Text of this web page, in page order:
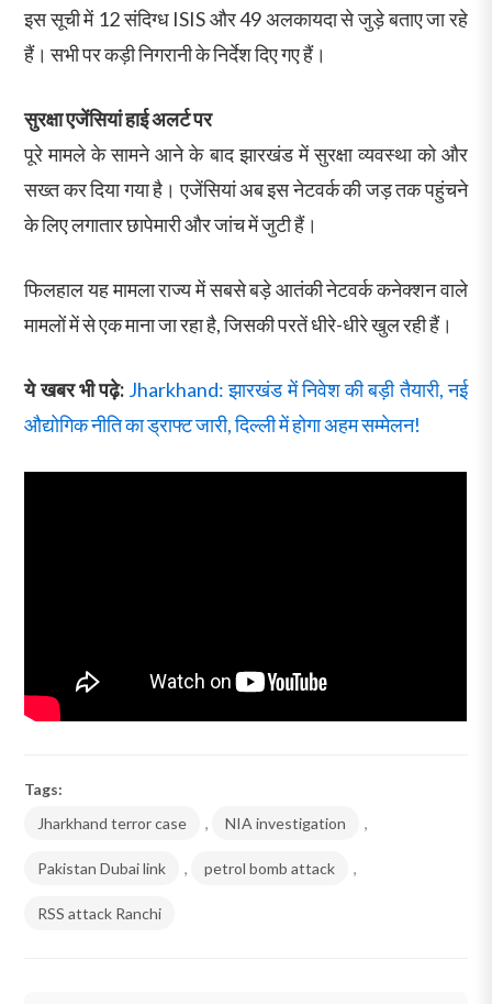
इस सूची में 12 संदिग्ध ISIS और 49 अलकायदा से जुड़े बताए जा रहे
हैं। सभी पर कड़ी निगरानी के निर्देश दिए गए हैं।
सुरक्षा एजेंसियां हाई अलर्ट पर
पूरे मामले के सामने आने के बाद झारखंड में सुरक्षा व्यवस्था को और
सख्त कर दिया गया है। एजेंसियां अब इस नेटवर्क की जड़ तक पहुंचने
के लिए लगातार छापेमारी और जांच में जुटी हैं।
फिलहाल यह मामला राज्य में सबसे बड़े आतंकी नेटवर्क कनेक्शन वाले
मामलों में से एक माना जा रहा है, जिसकी परतें धीरे-धीरे खुल रही हैं।
ये खबर भी पढ़े: Jharkhand: झारखंड में निवेश की बड़ी तैयारी, नई
औद्योगिक नीति का ड्राफ्ट जारी, दिल्ली में होगा अहम सम्मेलन!
Tags:
Jharkhand terror case
, NIA investigation ,
Pakistan Dubai link , petrol bomb attack ,
RSS attack Ranchi